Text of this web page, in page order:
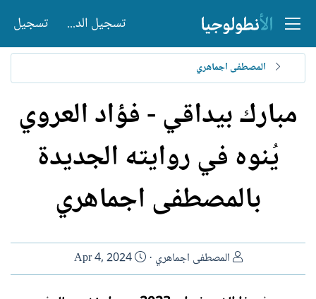
تسجيل الدخول تسجيل
المصطفى اجماهري
مبارك بيداقي - فؤاد العروي
يُنوه في روايته الجديدة
بالمصطفى اجماهري
ا
ل
ك
المصطفى اجماهري
ت
ا
Apr 4, 2024